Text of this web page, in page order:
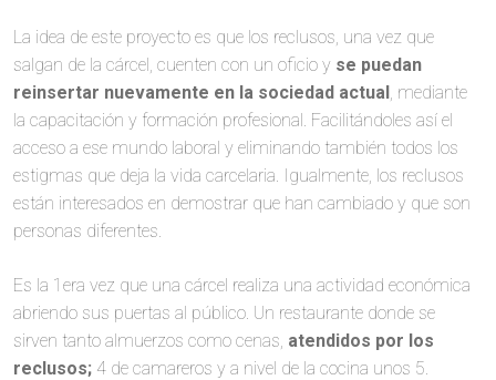
La idea de este proyecto es que los reclusos, una vez que
salgan de la cárcel, cuenten con un oficio y se puedan
reinsertar nuevamente en la sociedad actual , mediante
la capacitación y formación profesional. Facilitándoles así el
acceso a ese mundo laboral y eliminando también todos los
estigmas que deja la vida carcelaria. Igualmente, los reclusos
están interesados en demostrar que han cambiado y que son
personas diferentes.
Es la 1era vez que una cárcel realiza una actividad económica
abriendo sus puertas al público. Un restaurante donde se
sirven tanto almuerzos como cenas, atendidos por los
reclusos; 4 de camareros y a nivel de la cocina unos 5.